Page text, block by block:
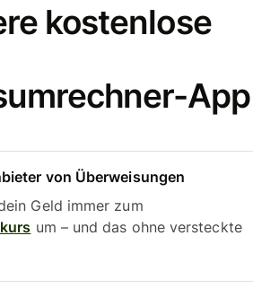
kostenlose
App
von Überweisungen
Geld immer zum
um – und das ohne versteckte